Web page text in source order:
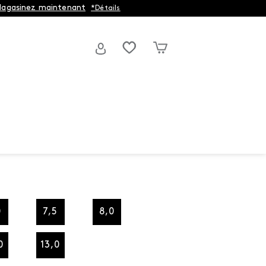
maintenant *Détails
7,5 8,0
13,0